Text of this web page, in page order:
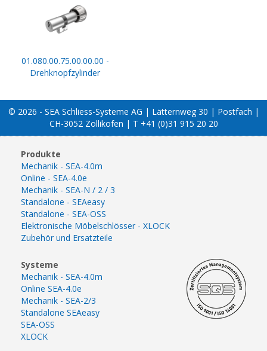
01.080.00.75.00.00.00 -
Drehknopfzylinder
© 2026 - SEA Schliess-Systeme AG | Lätternweg 30 | Postfach |
CH-3052 Zollikofen | T +41 (0)31 915 20 20
Produkte
Mechanik - SEA-4.0m
Online - SEA-4.0e
Mechanik - SEA-N / 2 / 3
Standalone - SEAeasy
Standalone - SEA-OSS
Elektronische Möbelschlösser - XLOCK
Zubehör und Ersatzteile
Systeme
Mechanik - SEA-4.0m
Online SEA-4.0e
Mechanik - SEA-2/3
Standalone SEAeasy
SEA-OSS
XLOCK